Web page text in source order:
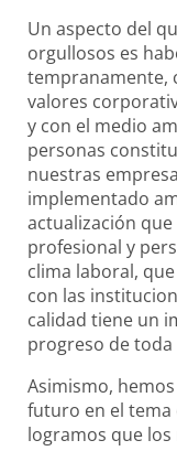
Un aspecto del
orgullosos es
tempranamente,
valores
y con el medio
personas
nuestras
implementado
actualización
profesional y
clima laboral,
con las
calidad tiene un
progreso de toda
Asimismo,
futuro en el tema
logramos que